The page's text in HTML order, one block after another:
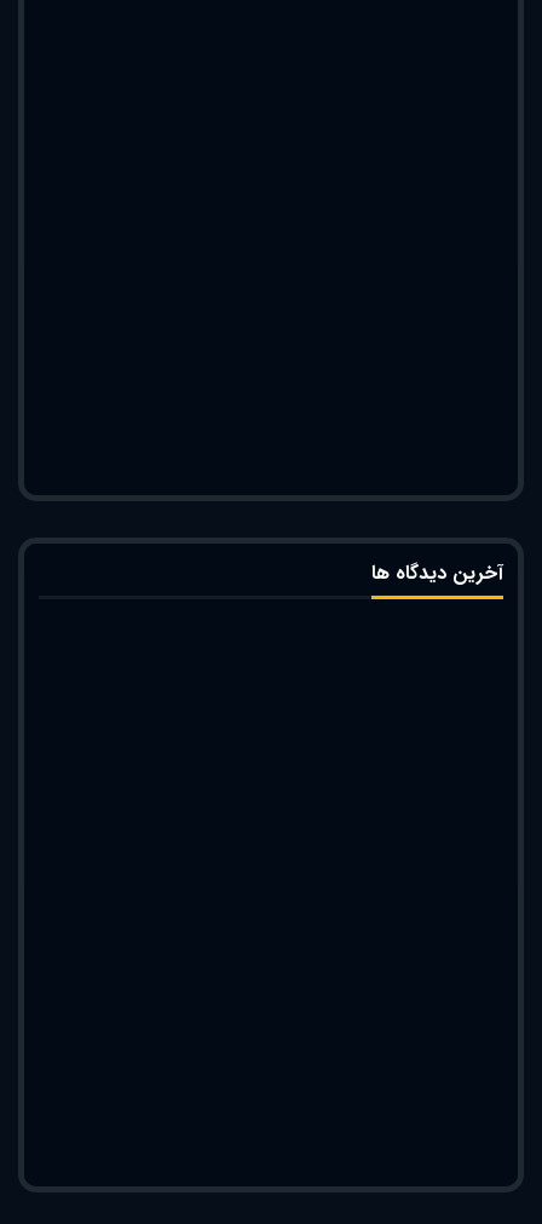
آخرین دیدگاه ها